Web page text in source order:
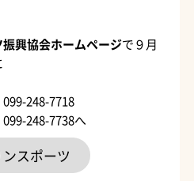
興協会ホームページで９月
248-7718
248-7738へ
スポーツ